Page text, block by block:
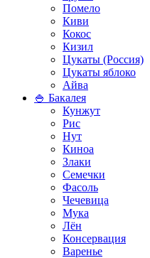
Помело
Киви
Кокос
Кизил
Цукаты (Россия)
Цукаты яблоко
Айва
🍚 Бакалея
Кунжут
Рис
Нут
Киноа
Злаки
Семечки
Фасоль
Чечевица
Мука
Лён
Консервация
Варенье